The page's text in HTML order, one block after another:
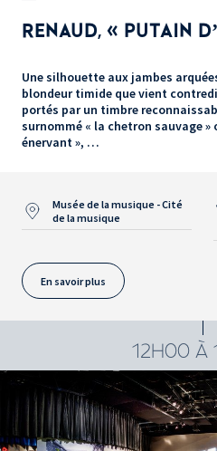
RENAUD, « PUTAIN
Une silhouette aux jambes
blondeur timide que vient
portés par un timbre
surnommé « la chetron sauvage »
énervant », …
Musée de la musique - Cité
de la musique
En savoir plus
12H00 À